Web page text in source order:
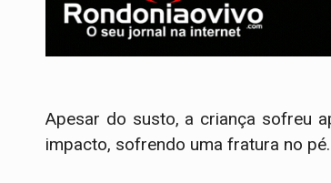
Apesar do susto, a criança sofreu
impacto, sofrendo uma fratura no pé.